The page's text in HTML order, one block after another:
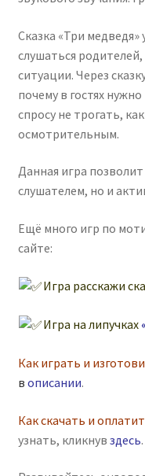
Сказка «Три
слушаться
ситуации. Через
почему в гостях
спросу не трогать,
осмотрительным.
Данная игра
слушателем, но и
Ещё много игр по
сайте:
Игра расскажи
Игра на липучках
Как играть и
в описании.
Как скачать и
узнать, кликнув здесь.